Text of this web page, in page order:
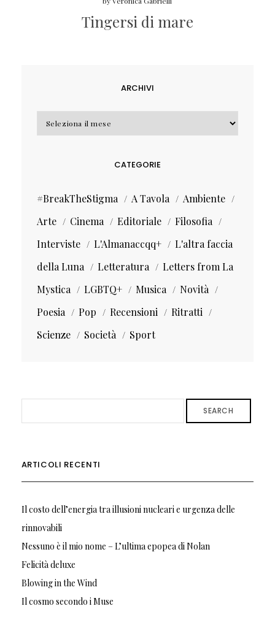
Tingersi di mare
ARCHIVI
Archivi
CATEGORIE
#BreakTheStigma A Tavola
Ambiente
Arte
Cinema Editoriale
Filosofia
Interviste
L'Almanaccqq+
L'altra faccia
della Luna
Letteratura
Letters from La
Mystica
LGBTQ+ Musica
Novità
Poesia
Pop Recensioni
Ritratti
Scienze
Società Sport
SEARCH
ARTICOLI RECENTI
Il costo dell’energia tra illusioni nucleari e urgenza delle
rinnovabili
Nessuno è il mio nome – L’ultima epopea di Nolan
Felicità deluxe
Blowing in the Wind
Il cosmo secondo i Muse